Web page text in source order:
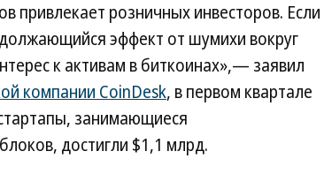
привлекает розничных инвесторов. Если
эффект от шумихи вокруг
к активам в биткоинах»,— заявил
компании CoinDesk, в первом квартале
занимающиеся
достигли $1,1 млрд.